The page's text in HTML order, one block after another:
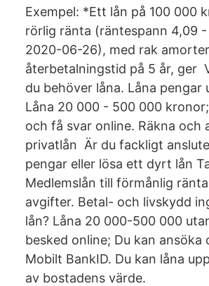
Exempel: *Ett lån på 100 000
rörlig ränta (räntespann 4,09
2020-06-26), med rak
återbetalningstid på 5 år, ger
du behöver låna. Låna pengar
Låna 20 000 - 500 000
och få svar online. Räkna och
privatlån Är du fackligt
pengar eller lösa ett dyrt lån
Medlemslån till förmånlig
avgifter. Betal- och livskydd
lån? Låna 20 000-500 000
besked online; Du kan ansöka
Mobilt BankID. Du kan låna
av bostadens värde.